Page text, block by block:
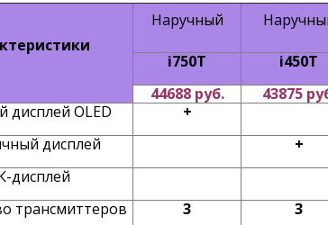
Наручный
i750T i450T
44688 руб.
43875
дисплей OLED
+
дисплей
+
дисплей
трансмиттеров
3
3